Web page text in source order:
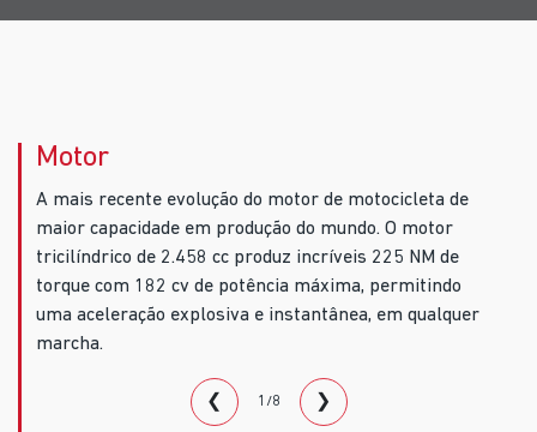
Motor
A mais recente evolução do motor de motocicleta de
maior capacidade em produção do mundo. O motor
tricilíndrico de 2.458 cc produz incríveis 225 NM de
torque com 182 cv de potência máxima, permitindo
uma aceleração explosiva e instantânea, em qualquer
marcha.
❮ 1/8 ❯